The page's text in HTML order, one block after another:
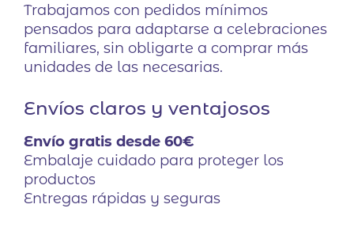
Trabajamos con pedidos mínimos
pensados para adaptarse a celebraciones
familiares, sin obligarte a comprar más
unidades de las necesarias.
Envíos claros y ventajosos
Envío gratis desde 60€
Embalaje cuidado para proteger los
productos
Entregas rápidas y seguras